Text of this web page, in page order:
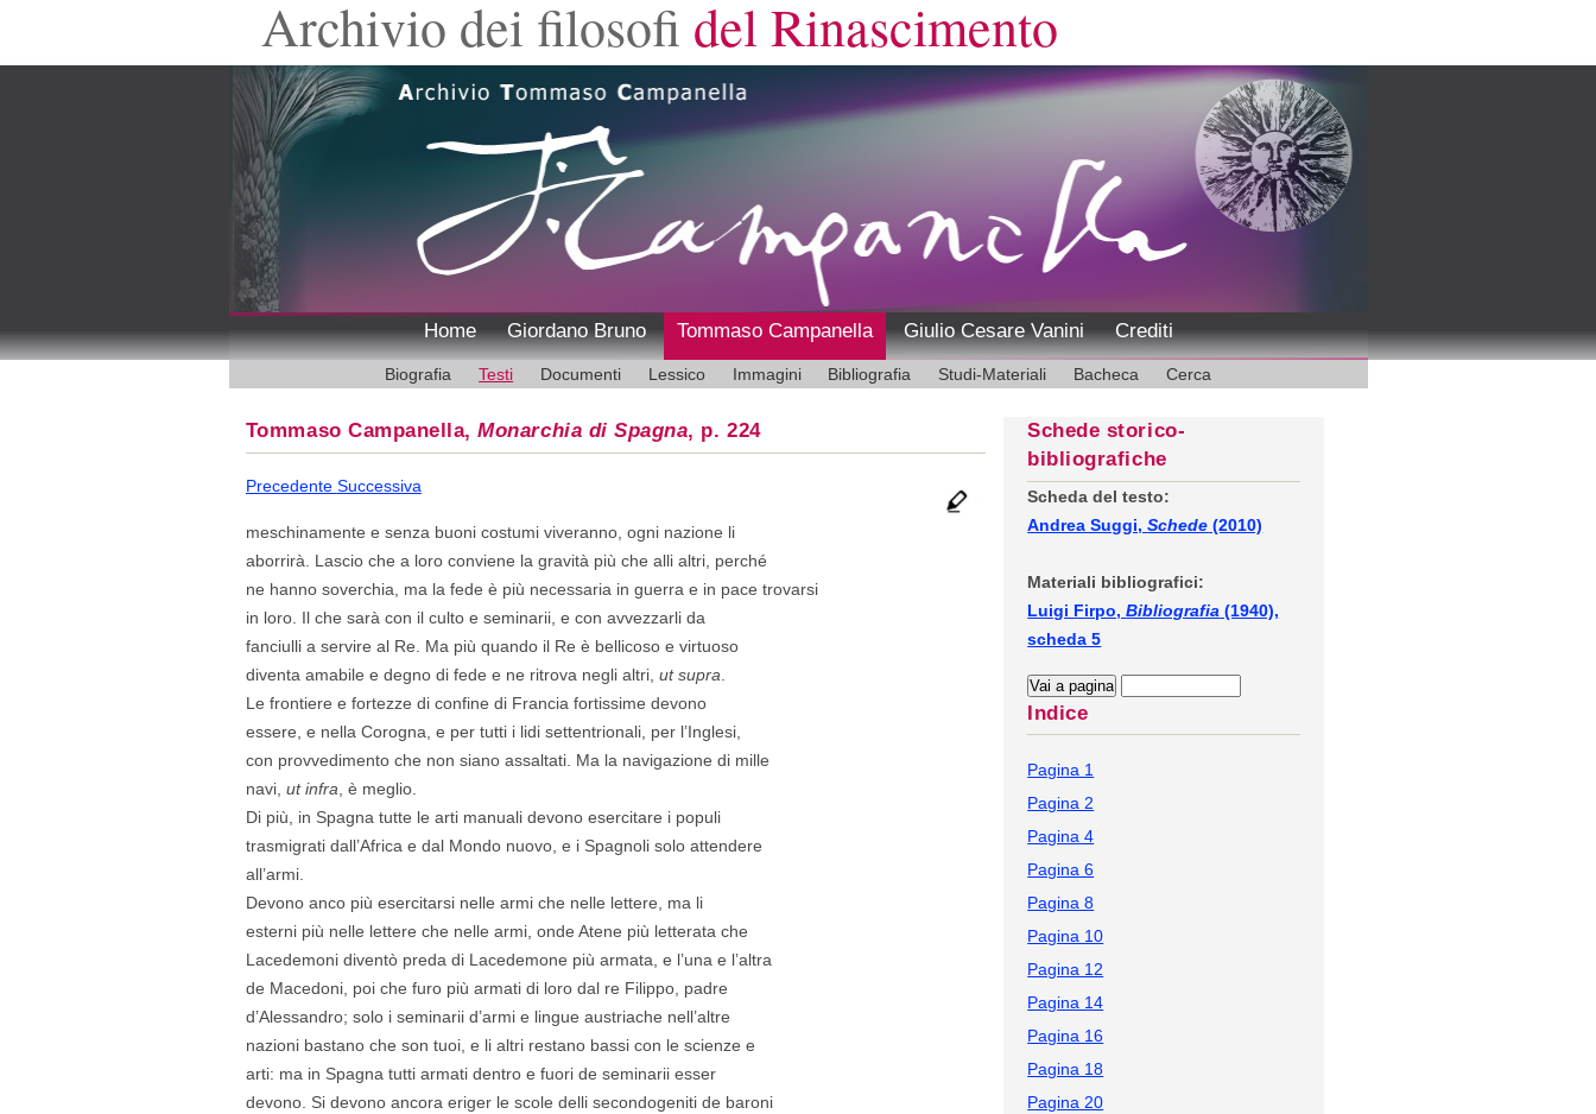
Archivio dei filosofi del Rinascimento
Home Giordano Bruno Tommaso Campanella Giulio Cesare Vanini Crediti
Biografia Testi Documenti Lessico Immagini Bibliografia Studi-Materiali Bacheca Cerca
Tommaso Campanella,Monarchia di Spagna, p. 224
Precedente Successiva
meschinamente e senza buoni costumi viveranno, ogni nazione li
aborrirà. Lascio che a loro conviene la gravità più che alli altri, perché
ne hanno soverchia, ma la fede è più necessaria in guerra e in pace trovarsi
in loro. Il che sarà con il culto e seminarii, e con avvezzarli da
fanciulli a servire al Re. Ma più quando il Re è bellicoso e virtuoso
diventa amabile e degno di fede e ne ritrova negli altri, ut supra
Le frontiere e fortezze di confine di Francia fortissime devono
essere, e nella Corogna, e per tutti i lidi settentrionali, per l’Inglesi,
con provvedimento che non siano assaltati. Ma la navigazione di mille
navi, ut infra , è meglio.
Di più, in Spagna tutte le arti manuali devono esercitare i populi
trasmigrati dall’Africa e dal Mondo nuovo, e i Spagnoli solo attendere
all’armi.
Devono anco più esercitarsi nelle armi che nelle lettere, ma li
esterni più nelle lettere che nelle armi, onde Atene più letterata che
Lacedemoni diventò preda di Lacedemone più armata, e l’una e l’altra
de Macedoni, poi che furo più armati di loro dal re Filippo, padre
d’Alessandro; solo i seminarii d’armi e lingue austriache nell’altre
nazioni bastano che son tuoi, e li altri restano bassi con le scienze e
arti: ma in Spagna tutti armati dentro e fuori de seminarii esser
devono. Si devono ancora eriger le scole delli secondogeniti de baroni
Schede storico-
bibliografiche
Scheda del testo:
Andrea Suggi,Schede (2010)
Materiali bibliografici:
Luigi Firpo,Bibliografia (1940),
scheda 5
Indice
Pagina 1
Pagina 2
Pagina 4
Pagina 6
Pagina 8
Pagina 10
Pagina 12
Pagina 14
Pagina 16
Pagina 18
Pagina 20